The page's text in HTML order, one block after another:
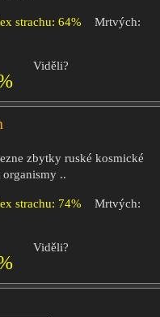
strachu: 64%
Mrtvých:
Viděli?
zbytky ruské kosmické
..
strachu: 74%
Mrtvých:
Viděli?